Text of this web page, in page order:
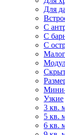
Для
С
С
С
Узкие
3 кв.
5 кв.
6 кв.